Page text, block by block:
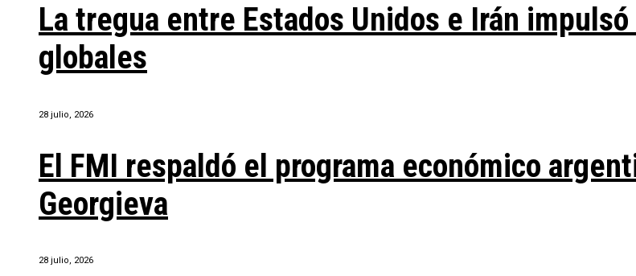
La tregua entre Estados Unidos e Irán
globales
28 julio, 2026
El FMI respaldó el programa económico
Georgieva
28 julio, 2026